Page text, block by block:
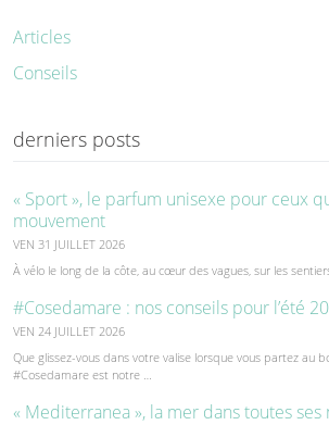
Articles
Conseils
derniers posts
« Sport », le parfum unisexe pour ceux
mouvement
VEN 31 JUILLET 2026
À vélo le long de la côte, au cœur des vagues, sur les
#Cosedamare : nos conseils pour l’été
VEN 24 JUILLET 2026
Que glissez-vous dans votre valise lorsque vous partez au
#Cosedamare est notre …
« Mediterranea », la mer dans toutes ses